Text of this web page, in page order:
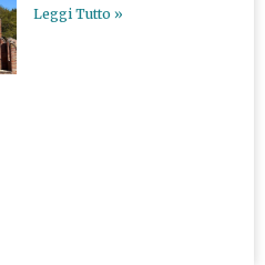
Leggi Tutto »